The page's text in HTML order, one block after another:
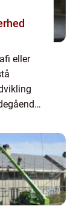
eller